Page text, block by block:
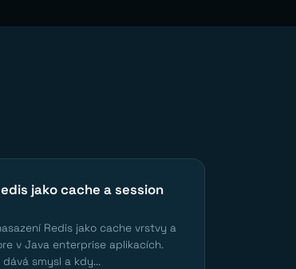
jako cache a session
Redis jako cache vrstvy a
v Java enterprise aplikacích.
dává smysl a kdy...